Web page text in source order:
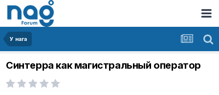
У нага
Синтерра как магистральный оператор